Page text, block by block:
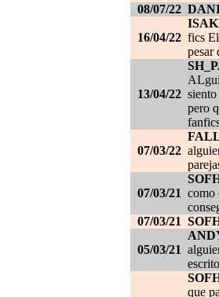
08/07/22
16/04/22 fics
pesar
13/04/22
pero
07/03/22
07/03/21 como
07/03/21
05/03/21
que